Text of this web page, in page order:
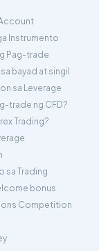
Account
Instrumento
Pag-trade
bayad at singil
sa Leverage
trade ng CFD?
Trading?
sa Trading
bonus
Competition